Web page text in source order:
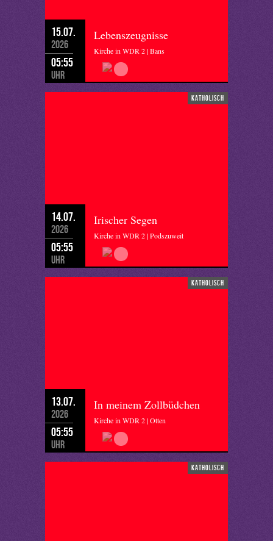
15.07.
2026
05:55
Uhr
Lebenszeugnisse
Kirche in WDR 2 | Bans
katholisch
14.07.
2026
05:55
Uhr
Irischer Segen
Kirche in WDR 2 | Podszuweit
katholisch
13.07.
2026
05:55
Uhr
In meinem Zollbüdchen
Kirche in WDR 2 | Otten
katholisch